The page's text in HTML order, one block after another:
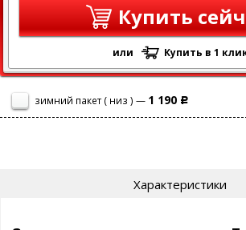
Купить
или Купить в 1
зимний пакет ( низ ) — 1 190 Р
Характеристики